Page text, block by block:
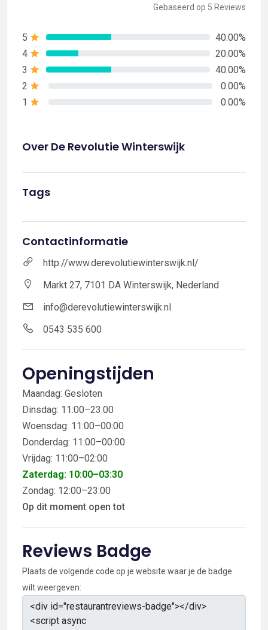
Gebaseerd op 5 Reviews
5
40.00%
4
20.00%
3
40.00%
2
0.00%
1
0.00%
Over De Revolutie Winterswijk
Tags
Contactinformatie
http://www.derevolutiewinterswijk.nl/
Markt 27, 7101 DA Winterswijk, Nederland
info@derevolutiewinterswijk.nl
0543 535 600
Openingstijden
Maandag: Gesloten
Dinsdag: 11:00–23:00
Woensdag: 11:00–00:00
Donderdag: 11:00–00:00
Vrijdag: 11:00–02:00
Zaterdag: 10:00–03:30
Zondag: 12:00–23:00
Op dit moment open tot
Reviews Badge
Plaats de volgende code op je website waar je de badge
wilt weergeven: